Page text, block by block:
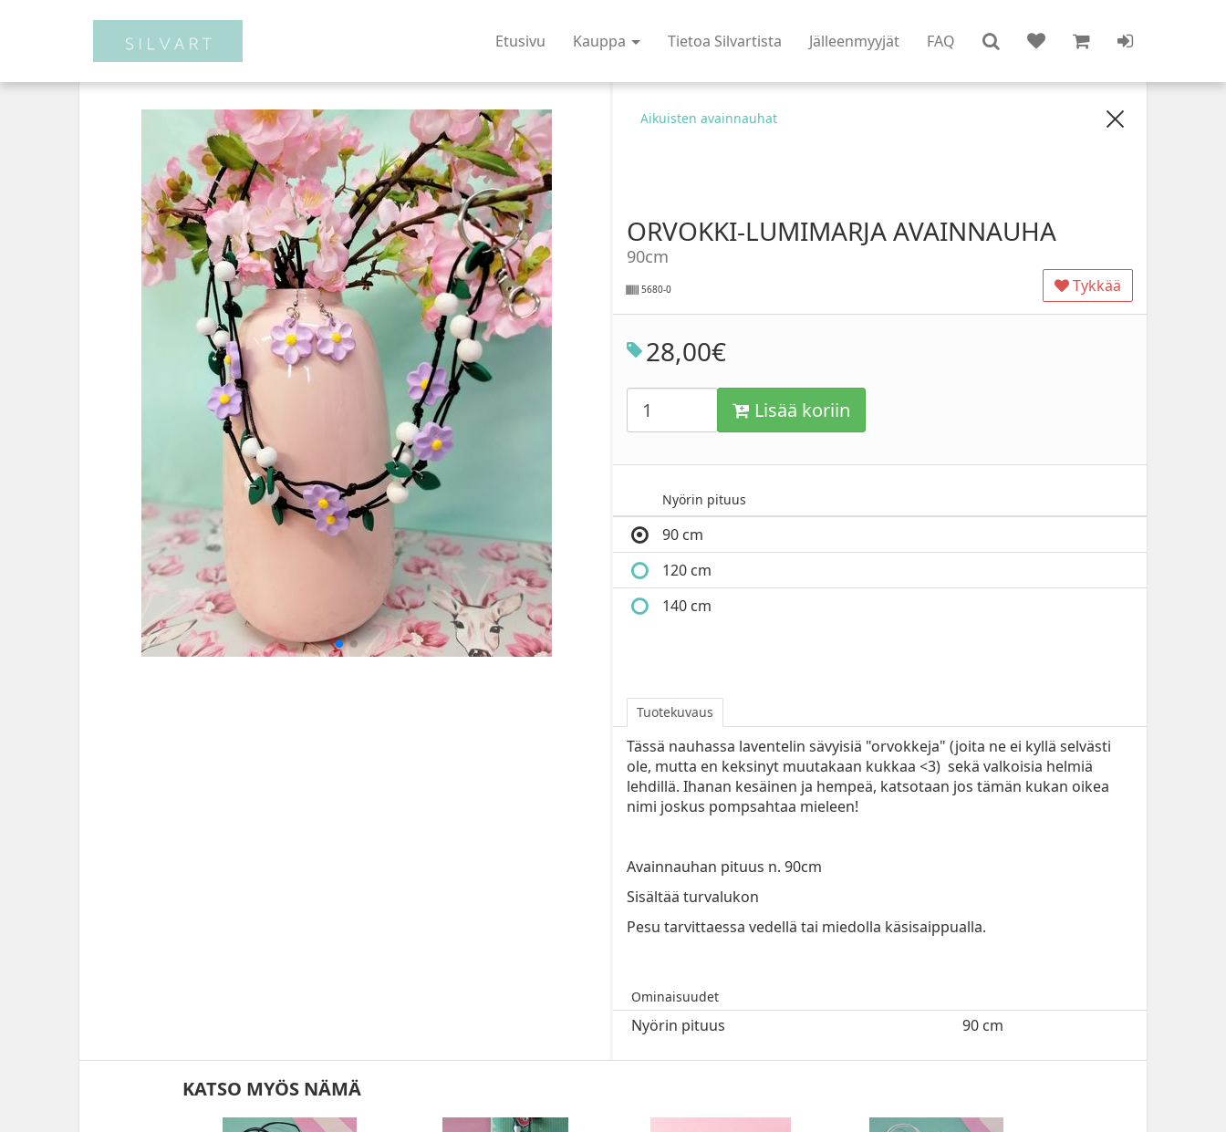
Etusivu Kauppa Tietoa Silvartista Jälleenmyyjät FAQ
Aikuisten avainnauhat
ORVOKKI-LUMIMARJA AVAINNAUHA
90cm
Tykkää
5680-0
28,00€
Lisää koriin
Nyörin pituus
90 cm
120 cm
140 cm
Tuotekuvaus
Tässä nauhassa laventelin sävyisiä "orvokkeja" (joita ne ei kyllä selvästi
ole, mutta en keksinyt muutakaan kukkaa <3) sekä valkoisia helmiä
lehdillä. Ihanan kesäinen ja hempeä, katsotaan jos tämän kukan oikea
nimi joskus pompsahtaa mieleen!
Avainnauhan pituus n. 90cm
Sisältää turvalukon
Pesu tarvittaessa vedellä tai miedolla käsisaippualla.
Ominaisuudet
Nyörin pituus 90 cm
KATSO MYÖS NÄMÄ